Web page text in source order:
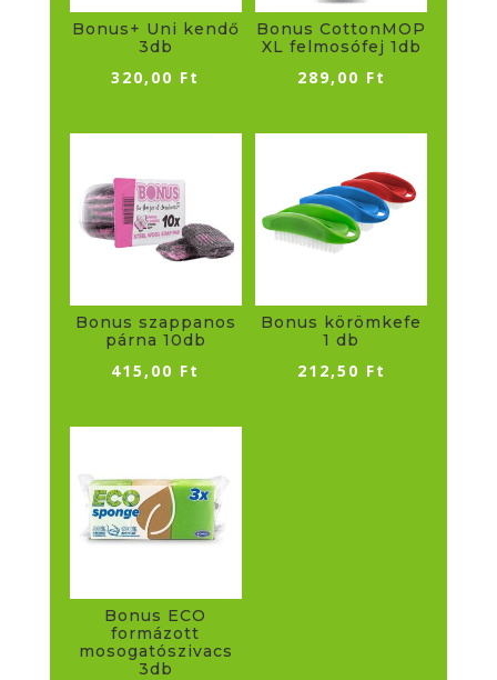
Bonus+ Uni kendő
3db
320,00 Ft
Bonus CottonMOP
XL felmosófej 1db
289,00 Ft
Bonus szappanos
párna 10db
415,00 Ft
Bonus körömkefe
1 db
212,50 Ft
Bonus ECO
formázott
mosogatószivacs
3db